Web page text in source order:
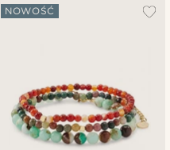
NOWOŚĆ